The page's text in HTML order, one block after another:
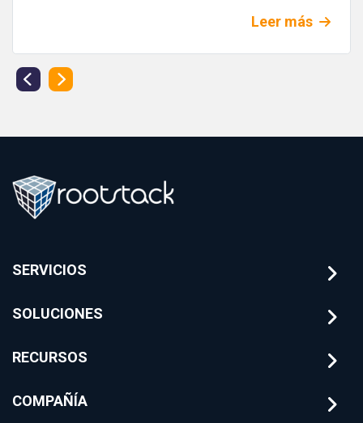
Leer más
SERVICIOS
SOLUCIONES
RECURSOS
COMPAÑÍA